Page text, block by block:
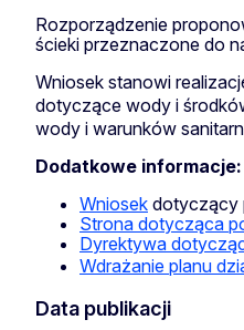
Rozporządzenie
ścieki przeznaczone do
Wniosek stanowi
dotyczące wody i
wody i warunków
Dodatkowe informacje:
Wniosek dotyczący
Strona dotycząca
Dyrektywa
Wdrażanie planu
Data publikacji